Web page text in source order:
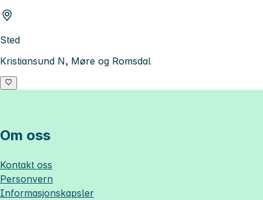
Sted
Kristiansund N, Møre og Romsdal
Om oss
Kontakt oss
Personvern
Informasjonskapsler